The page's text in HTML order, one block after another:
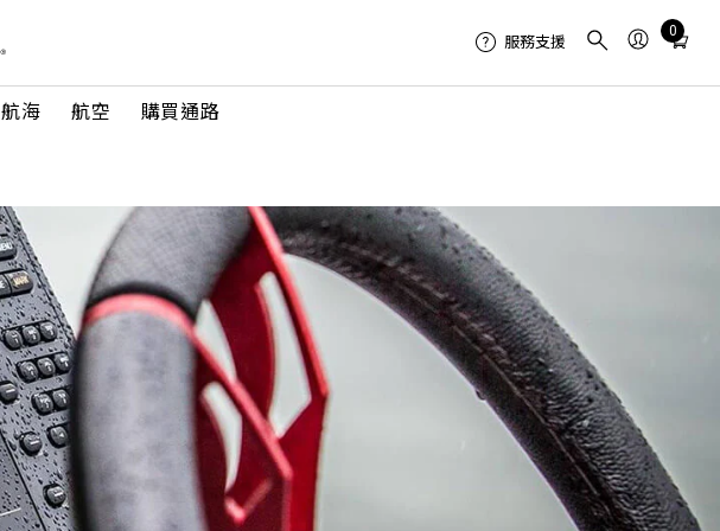
航海 航空 購買通路
服務支援
0
Total
in